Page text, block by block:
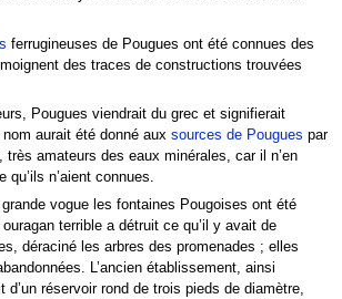
ferrugineuses de Pougues ont été connues des
des traces de constructions trouvées
Pougues viendrait du grec et signifierait
aurait été donné aux sources de Pougues par
très amateurs des eaux minérales, car il n’en
qu’ils n’aient connues.
vogue les fontaines Pougoises ont été
terrible a détruit ce qu’il y avait de
déraciné les arbres des promenades ; elles
L’ancien établissement, ainsi
d’un réservoir rond de trois pieds de diamètre,